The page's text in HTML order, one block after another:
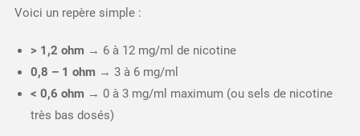
Voici un repère simple :
> 1,2 ohm→ 6 à 12 mg/ml de nicotine
0,8 – 1 ohm→ 3 à 6 mg/ml
< 0,6 ohm→ 0 à 3 mg/ml maximum (ou sels de nicotine
très bas dosés)